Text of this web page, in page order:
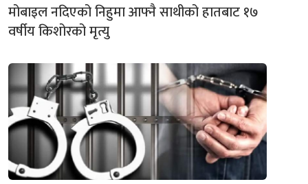
मोबाइल नदिएको निहुमा आफ्नै साथीको हातबाट १७
वर्षीय किशोरको मृत्यु